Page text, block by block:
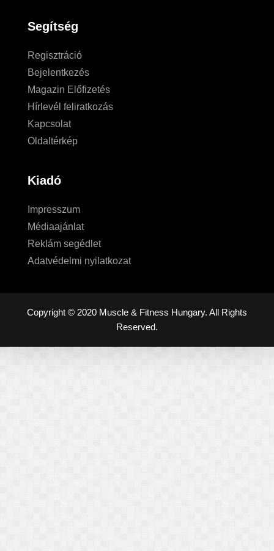
Segítség
Regisztráció
Bejelentkezés
Magazin Előfizetés
Hírlevél feliratkozás
Kapcsolat
Oldaltérkép
Kiadó
Impresszum
Médiaajánlat
Reklám segédlet
Adatvédelmi nyilatkozat
Copyright © 2020 Muscle & Fitness Hungary. All Rights
Reserved.